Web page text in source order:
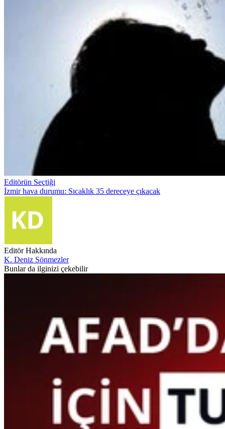
Editörün Seçtiği
İzmir hava durumu: Sıcaklık 35 dereceye çıkacak
Editör Hakkında
K. Deniz Sönmezler
Bunlar da ilginizi çekebilir